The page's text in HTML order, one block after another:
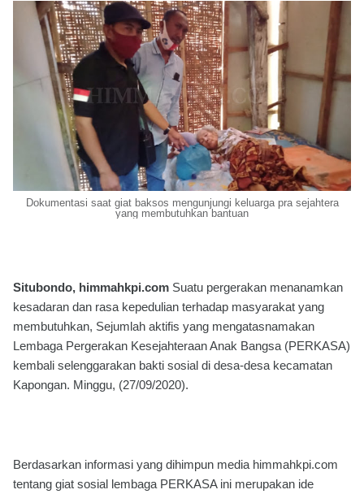
Dokumentasi saat giat baksos mengunjungi keluarga pra sejahtera
yang membutuhkan bantuan
Situbondo, himmahkpi.com Suatu pergerakan menanamkan
kesadaran dan rasa kepedulian terhadap masyarakat yang
membutuhkan, Sejumlah aktifis yang mengatasnamakan
Lembaga Pergerakan Kesejahteraan Anak Bangsa (PERKASA)
kembali selenggarakan bakti sosial di desa-desa kecamatan
Kapongan. Minggu, (27/09/2020).
Berdasarkan informasi yang dihimpun media himmahkpi.com
tentang giat sosial lembaga PERKASA ini merupakan ide